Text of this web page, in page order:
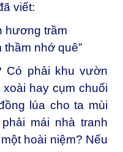
viết:
hương trầm
thầm nhớ quê”
Có phải khu vườn
hay cụm chuối
lúa cho ta mùi
mái nhà tranh
hoài niệm? Nếu